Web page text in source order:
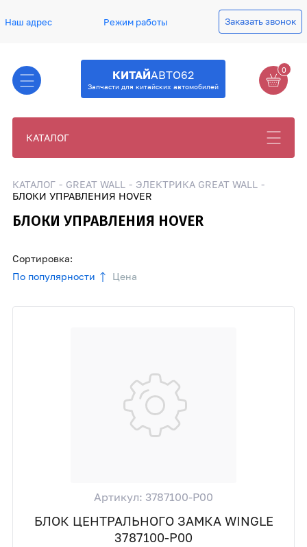
Наш адрес Режим работы Заказать звонок
КИТАЙАВТО62
Запчасти для китайских автомобилей
0
КАТАЛОГ
КАТАЛОГ GREAT WALL
ЭЛЕКТРИКА GREAT WALL
БЛОКИ УПРАВЛЕНИЯ HOVER
БЛОКИ УПРАВЛЕНИЯ HOVER
Сортировка:
По популярности
Цена
Артикул: 3787100-P00
БЛОК ЦЕНТРАЛЬНОГО ЗАМКА WINGLE
3787100-P00